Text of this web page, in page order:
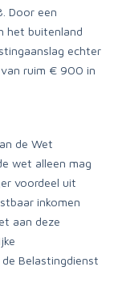
Door een
het buitenland
echter
van ruim € 900 in
de Wet
wet alleen mag
voordeel uit
inkomen
aan deze
Belastingdienst